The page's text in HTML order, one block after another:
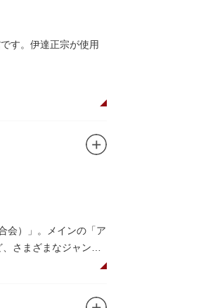
物をはじめ、アイア
グラムが実施されて
す。伊達正宗が使用
会）」。メインの「ア
さまざまなジャンル